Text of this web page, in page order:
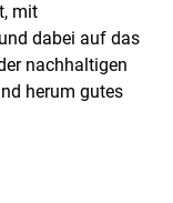
mit
dabei auf das
nachhaltigen
herum gutes